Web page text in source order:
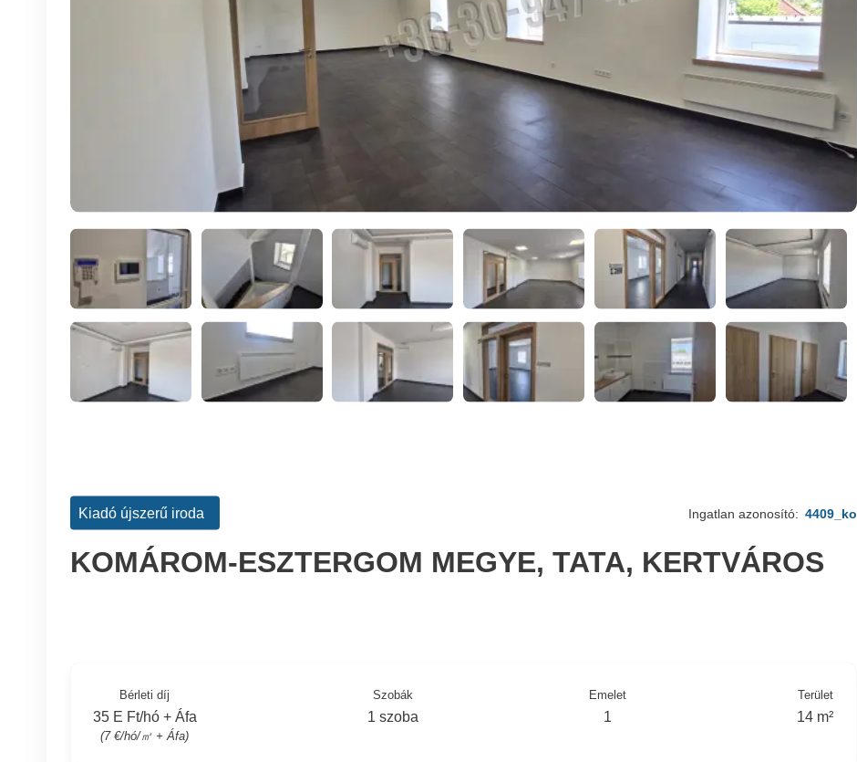
Kiadó újszerű iroda Ingatlan azonosító: 4409_ko
KOMÁROM-ESZTERGOM MEGYE, TATA, KERTVÁROS
Bérleti díj
35 E Ft/hó + Áfa
(7 €/hó/㎡ + Áfa)
Szobák
1 szoba
Emelet
1
Terület
14 m²